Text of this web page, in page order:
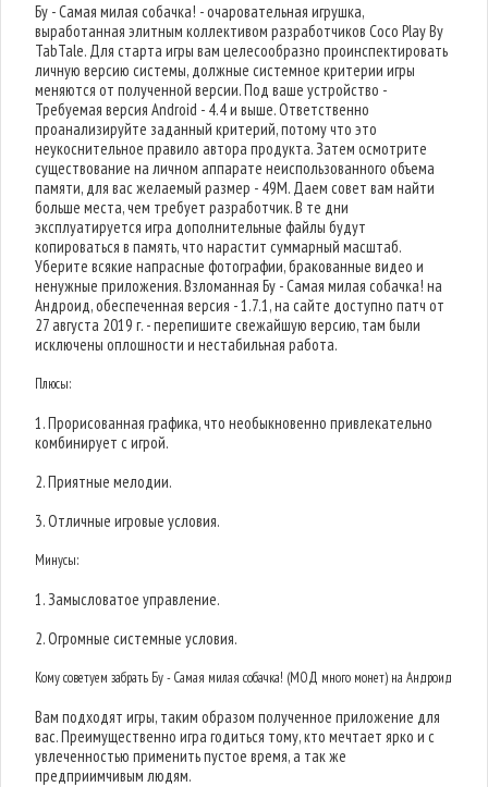
Бу - Самая милая собачка! - очаровательная игрушка,
выработанная элитным коллективом разработчиков Coco Play By
TabTale. Для старта игры вам целесообразно проинспектировать
личную версию системы, должные системное критерии игры
меняются от полученной версии. Под ваше устройство -
Требуемая версия Android - 4.4 и выше. Ответственно
проанализируйте заданный критерий, потому что это
неукоснительное правило автора продукта. Затем осмотрите
существование на личном аппарате неиспользованного объема
памяти, для вас желаемый размер - 49M. Даем совет вам найти
больше места, чем требует разработчик. В те дни
эксплуатируется игра дополнительные файлы будут
копироваться в память, что нарастит суммарный масштаб.
Уберите всякие напрасные фотографии, бракованные видео и
ненужные приложения. Взломанная Бу - Самая милая собачка! на
Андроид, обеспеченная версия - 1.7.1, на сайте доступно патч от
27 августа 2019 г. - перепишите свежайшую версию, там были
исключены оплошности и нестабильная работа.
Плюсы:
1. Прорисованная графика, что необыкновенно привлекательно
комбинирует с игрой.
2. Приятные мелодии.
3. Отличные игровые условия.
Минусы:
1. Замысловатое управление.
2. Огромные системные условия.
Кому советуем забрать Бу - Самая милая собачка! (МОД много монет) на Андроид
Вам подходят игры, таким образом полученное приложение для
вас. Преимущественно игра годиться тому, кто мечтает ярко и с
увлеченностью применить пустое время, а так же
предприимчивым людям.